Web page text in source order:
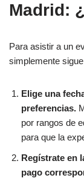
Madrid:
Para asistir a un
simplemente
Elige una
preferencias.
por rangos de
para que la
Regístrate en
pago